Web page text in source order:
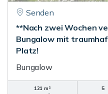
Senden
**Nach zwei Wochen
Bungalow mit
Platz!
Bungalow
121 m²
5